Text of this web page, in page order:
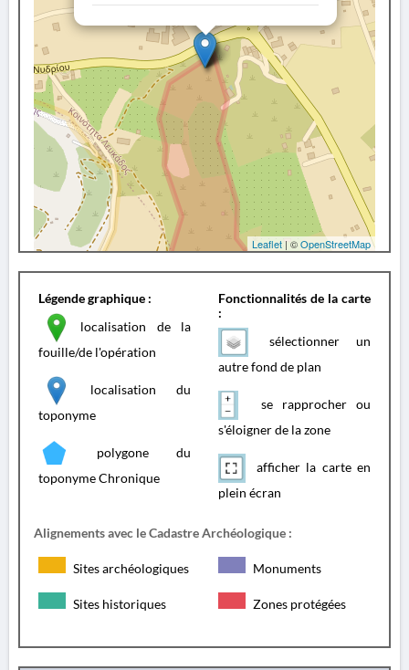
Leaflet | ©OpenStreetMap
Légende graphique :
localisation de la
fouille/de l'opération
localisation du
toponyme
polygone du
toponyme Chronique
Fonctionnalités de la carte
:
sélectionner un
autre fond de plan
se rapprocher ou
s'éloigner de la zone
afficher la carte en
plein écran
Alignements avec le Cadastre Archéologique :
Sites archéologiques Monuments
Sites historiques Zones protégées